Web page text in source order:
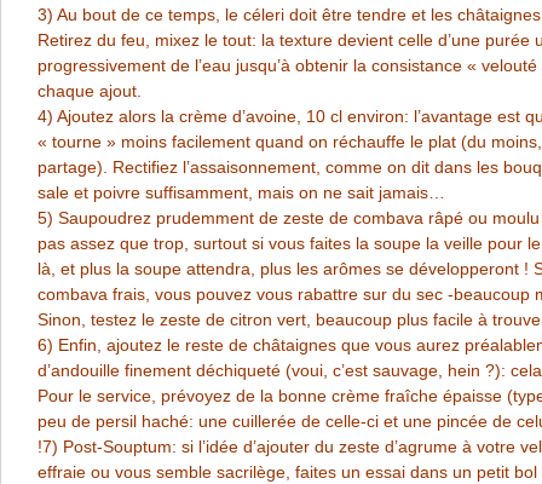
3) Au bout de ce temps, le céleri doit être tendre et les
Retirez du feu, mixez le tout: la texture devient celle d’une purée
progressivement de l’eau jusqu’à obtenir la consistance «
chaque ajout.
4) Ajoutez alors la crème d’avoine, 10 cl environ: l’avantage est
« tourne » moins facilement quand on réchauffe le plat (du
partage). Rectifiez l’assaisonnement, comme on dit dans les
sale et poivre suffisamment, mais on ne sait jamais…
5) Saupoudrez prudemment de zeste de combava râpé ou
pas assez que trop, surtout si vous faites la soupe la veille pour
là, et plus la soupe attendra, plus les arômes se développeront !
combava frais, vous pouvez vous rabattre sur du sec -beaucoup
Sinon, testez le zeste de citron vert, beaucoup plus facile à
6) Enfin, ajoutez le reste de châtaignes que vous aurez
d’andouille finement déchiqueté (voui, c’est sauvage, hein ?):
Pour le service, prévoyez de la bonne crème fraîche épaisse
peu de persil haché: une cuillerée de celle-ci et une pincée de
!7) Post-Souptum: si l’idée d’ajouter du zeste d’agrume à votre
effraie ou vous semble sacrilège, faites un essai dans un petit bol